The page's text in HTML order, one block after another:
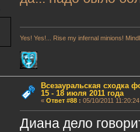
Yes! Yes!... Rise my infernal minions!
Всезауральская сходка
15 - 18 июля 2011 года
« Ответ #88: 05/10/2011
Диана дело